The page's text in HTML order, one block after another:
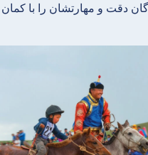
دقت و مهارتشان را با کمان